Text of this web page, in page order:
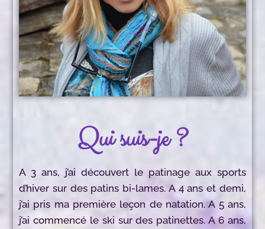
Qui suis-je ?
A 3 ans, j’ai découvert le patinage aux sports
d’hiver sur des patins bi-lames. A 4 ans et demi,
j’ai pris ma première leçon de natation. A 5 ans,
j’ai commencé le ski sur des patinettes. A 6 ans,